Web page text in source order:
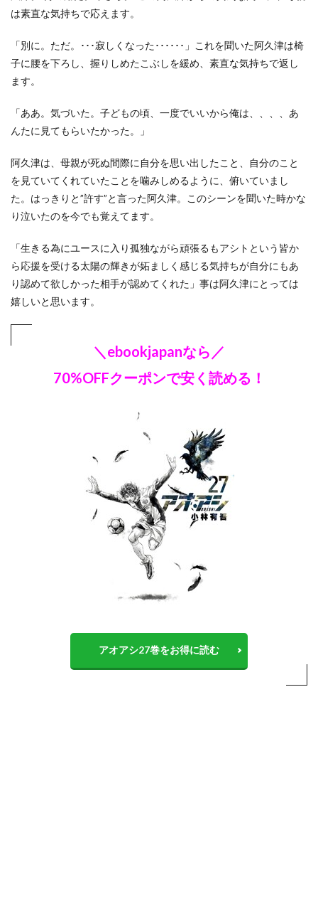
は素直な気持ちで応えます。
「別に。ただ。･･･寂しくなった･･････」これを聞いた阿久津は椅
子に腰を下ろし、握りしめたこぶしを緩め、素直な気持ちで返し
ます。
「ああ。気づいた。子どもの頃、一度でいいから俺は、、、、あ
んたに見てもらいたかった。」
阿久津は、母親が死ぬ間際に自分を思い出したこと、自分のこと
を見ていてくれていたことを噛みしめるように、俯いていまし
た。はっきりと”許す”と言った阿久津。
このシーンを聞いた時かな
り泣いたのを今でも覚えてます。
「生きる為にユースに入り孤独ながら頑張るもアシトという皆か
ら応援を受ける太陽の輝きが妬ましく感じる気持ちが自分にもあ
り認めて欲しかった相手が認めてくれた」事は阿久津にとっては
嬉しいと思います。
＼ebookjapanなら／
70%OFFクーポンで安く読める！
アオアシ27巻をお得に読む